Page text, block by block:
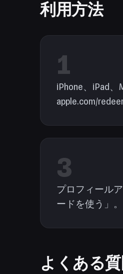
利用方法
1
iPhone、iPad
apple.com/
3
プロフィール
ードを使う」。
よくある